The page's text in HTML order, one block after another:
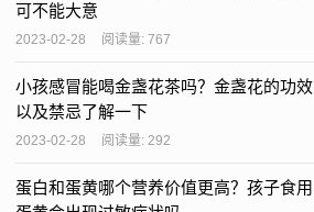
可不能大意
2023-02-28 阅读量: 767
小孩感冒能喝金盏花茶吗？金盏花的功效
以及禁忌了解一下
2023-02-28 阅读量: 292
蛋白和蛋黄哪个营养价值更高？孩子食用